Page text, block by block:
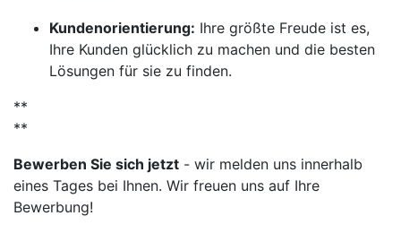
Kundenorientierung: Ihre größte Freude ist es,
Ihre Kunden glücklich zu machen und die besten
Lösungen für sie zu finden.
**
**
Bewerben Sie sich jetzt - wir melden uns innerhalb
eines Tages bei Ihnen. Wir freuen uns auf Ihre
Bewerbung!